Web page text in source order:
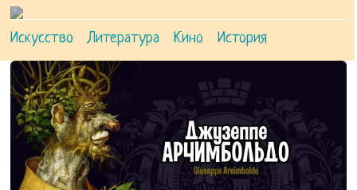
Искусство Литература Кино История